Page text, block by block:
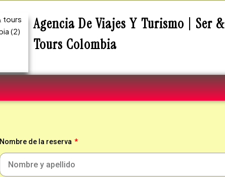
Agencia De Viajes Y Turismo | Ser &
Tours Colombia
Nombre de la reserva